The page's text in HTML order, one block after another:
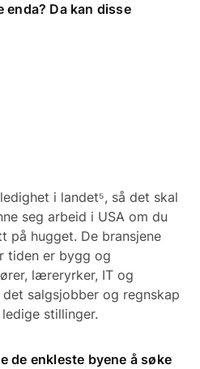
enda? Da kan disse
i landet⁵, så det skal
seg arbeid i USA om du
på hugget. De bransjene
tiden er bygg og
læreryrker, IT og
salgsjobber og regnskap
stillinger.
de enkleste byene å søke